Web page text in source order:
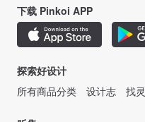
下载 Pinkoi APP
探索好设计
所有商品分类
设计志 找